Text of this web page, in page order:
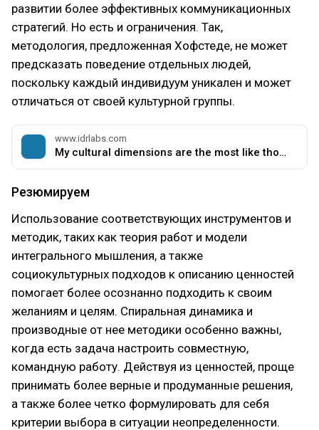
развитии более эффективных коммуникационных
стратегий. Но есть и ограничения. Так,
методология, предложенная Хофстеде, не может
предсказать поведение отдельных людей,
поскольку каждый индивидуум уникален и может
отличаться от своей культурной группы.
www.idrlabs.com
My cultural dimensions are the most like those of Ireland.
Резюмируем
Использование соответствующих инструментов и
методик, таких как теория работ и модели
интегрального мышления, а также
социокультурных подходов к описанию ценностей
помогает более осознанно подходить к своим
желаниям и целям. Спиральная динамика и
производные от нее методики особенно важны,
когда есть задача настроить совместную,
командную работу. Действуя из ценностей, проще
принимать более верные и продуманные решения,
а также более четко формулировать для себя
критерии выбора в ситуации неопределенности.